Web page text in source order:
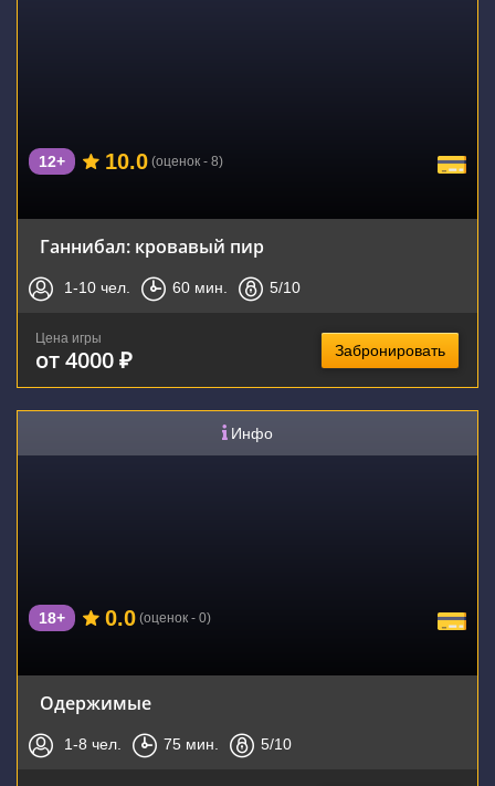
12+ 10.0 (оценок - 8)
Ганнибал: кровавый пир
1-10 чел. 60 мин. 5/10
Цена игры
от 4000 ₽ Забронировать
Инфо
18+ 0.0 (оценок - 0)
Одержимые
1-8 чел. 75 мин. 5/10